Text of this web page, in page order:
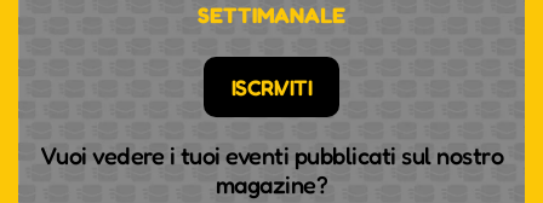
SETTIMANALE
ISCRIVITI
Vuoi vedere i tuoi eventi pubblicati sul nostro
magazine?